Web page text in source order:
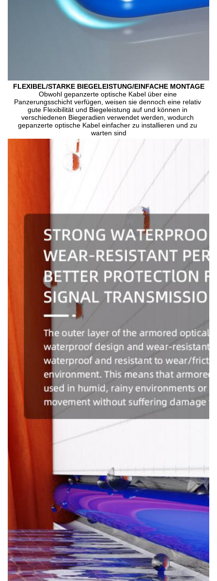
FLEXIBEL/STARKE BIEGELEISTUNG/EINFACHE MONTAGE
Obwohl gepanzerte optische Kabel über eine
Panzerungsschicht verfügen, weisen sie dennoch eine relativ
gute Flexibilität und Biegeleistung auf und können in
verschiedenen Biegeradien verwendet werden, wodurch
gepanzerte optische Kabel einfacher zu installieren und zu
warten sind